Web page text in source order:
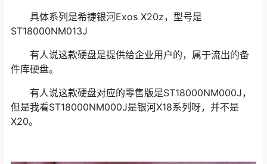
具体系列是希捷银河Exos X20z，型号是
ST18000NM013J
有人说这款硬盘是提供给企业用户的，属于流出的备
件库硬盘。
有人说这款硬盘对应的零售版是ST18000NM000J，
但是我看ST18000NM000J是银河X18系列呀，并不是
X20。